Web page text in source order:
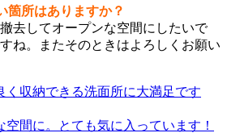
箇所はありますか？
去してオープンな空間にしたいで
ね。またそのときはよろしくお願い
く収納できる洗面所に大満足です
空間に。とても気に入っています！